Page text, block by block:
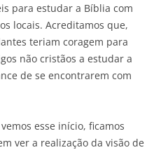
para estudar a Bíblia com
locais. Acreditamos que,
teriam coragem para
não cristãos a estudar a
de se encontrarem com
esse início, ficamos
ver a realização da visão de